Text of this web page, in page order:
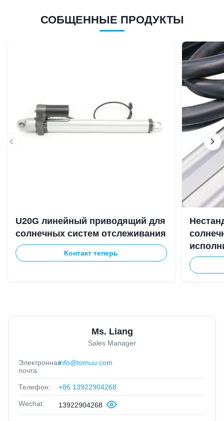
СОБЩЕННЫЕ ПРОДУКТЫ
U20G линейный приводящий для
солнечных систем отслеживания
Контакт теперь
вышек
Ms. Liang
Sales Manager
Электронная
почта:
info@tomuu.com
Телефон: +86 13922904268
Wechat: 13922904268